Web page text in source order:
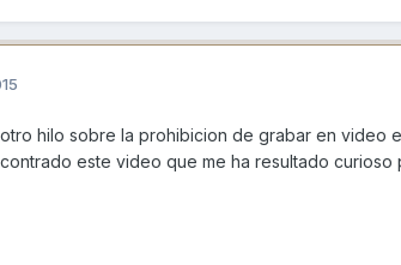
hilo sobre la prohibicion de grabar en video
este video que me ha resultado